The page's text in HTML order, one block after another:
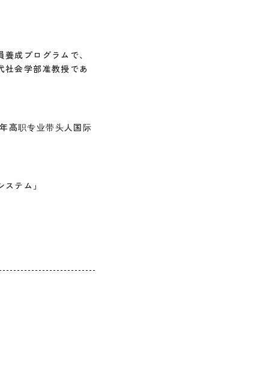
成プログラムで、
社会学部准教授であ
高职专业带头人国际
テム」